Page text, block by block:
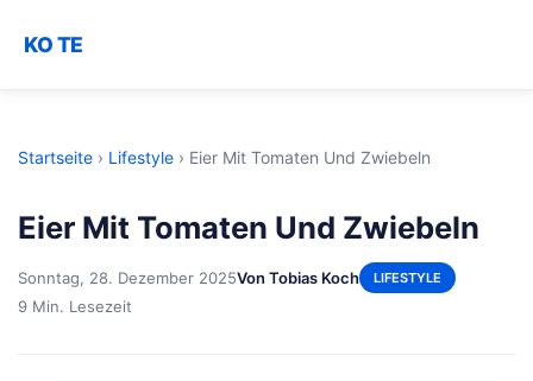
KO TE
Startseite › Lifestyle › Eier Mit Tomaten Und Zwiebeln
Eier Mit Tomaten Und Zwiebeln
Sonntag, 28. Dezember 2025Von Tobias Koch LIFESTYLE
9 Min. Lesezeit